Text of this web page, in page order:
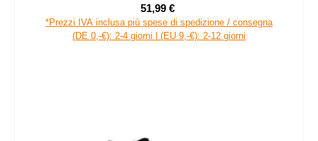
Prezzo di vendita:
51,99 €
*Prezzi IVA inclusa più spese di spedizione / consegna
(DE 0,-€): 2-4 giorni | (EU 9,-€): 2-12 giorni